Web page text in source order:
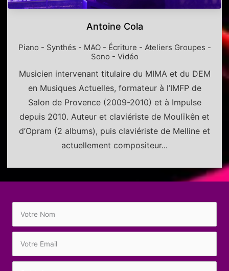
Antoine Cola
Piano - Synthés - MAO - Écriture - Ateliers Groupes -
Sono - Vidéo
Musicien intervenant titulaire du MIMA et du DEM
en Musiques Actuelles, formateur à l’IMFP de
Salon de Provence (2009-2010) et à Impulse
depuis 2010. Auteur et claviériste de Moulïkên et
d’Opram (2 albums), puis claviériste de Melline et
actuellement compositeur...